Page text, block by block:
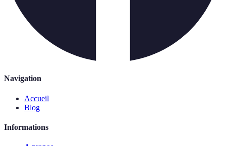
Navigation
Accueil
Blog
Informations